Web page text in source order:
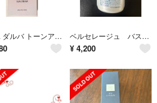
dAlba ダルバ トーンアップサンクリーム パープル 50ml 日焼け止めクリーム ベルセレージュ バスソープ
¥ 4,200